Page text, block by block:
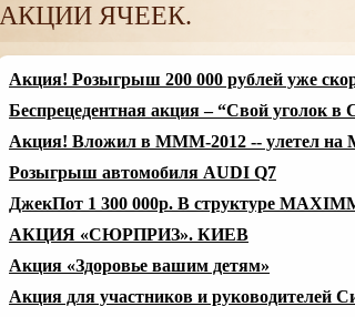
АКЦИИ ЯЧЕЕК.
Акция! Розыгрыш 200 000 рублей уже
Беспрецедентная акция – “Свой уголок в
Акция! Вложил в МММ-2012 -- улетел на
Розыгрыш автомобиля AUDI Q7
ДжекПот 1 300 000р. В структуре
АКЦИЯ «СЮРПРИЗ». КИЕВ
Акция «Здоровье вашим детям»
Акция для участников и руководителей